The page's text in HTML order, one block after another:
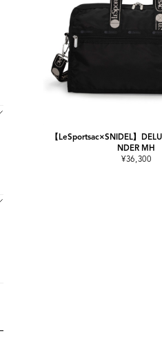
【LeSportsac×SNIDEL】
NDER MH
¥36,300